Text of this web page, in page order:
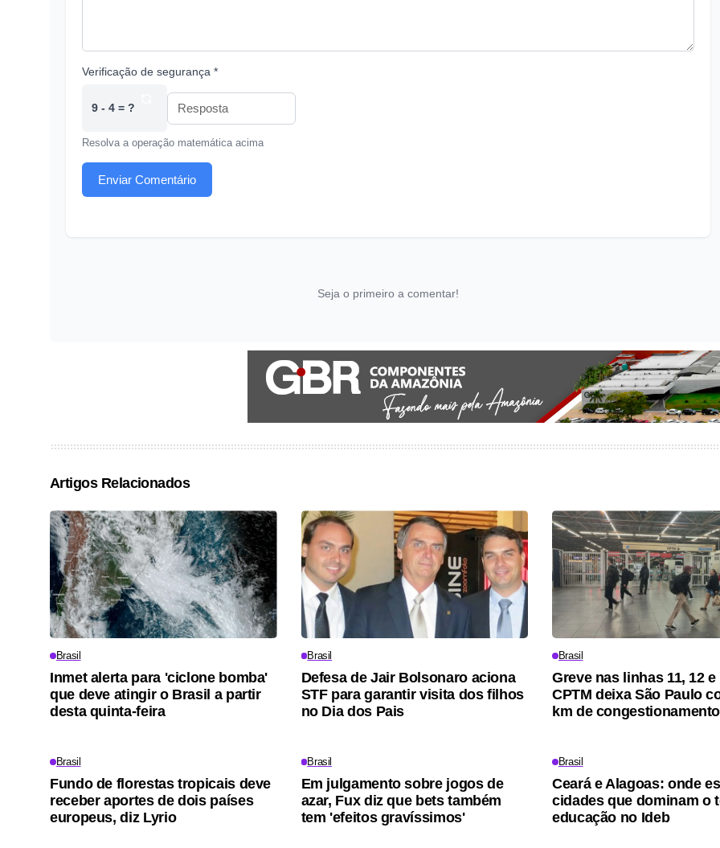
Verificação de segurança *
9 - 4 = ?
Resolva a operação matemática acima
Enviar Comentário
Seja o primeiro a comentar!
Artigos Relacionados
Brasil
Inmet alerta para 'ciclone bomba'
que deve atingir o Brasil a partir
desta quinta-feira
Brasil
Defesa de Jair Bolsonaro aciona
STF para garantir visita dos filhos
no Dia dos Pais
Brasil
Greve nas linhas 11, 12 e
CPTM deixa São Paulo
km de congestionamento
Brasil
Fundo de florestas tropicais deve
receber aportes de dois países
europeus, diz Lyrio
Brasil
Em julgamento sobre jogos de
azar, Fux diz que bets também
tem 'efeitos gravíssimos'
Brasil
Ceará e Alagoas: onde
cidades que dominam o
educação no Ideb